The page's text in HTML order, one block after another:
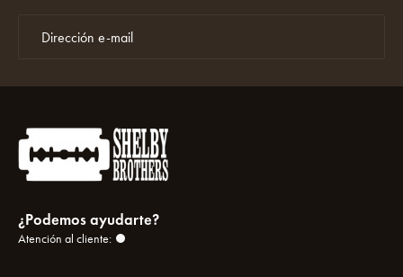
¿Podemos ayudarte?
Atención al cliente: